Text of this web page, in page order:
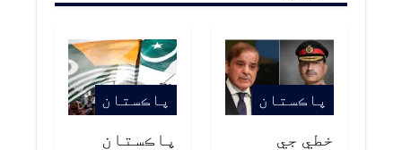
پاڪستان
خطي جي
پاڪستان
پاڪستان